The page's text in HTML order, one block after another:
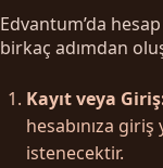
Edvantum’da
birkaç adımdan
Kayıt veya
hesabınıza
istenecektir.